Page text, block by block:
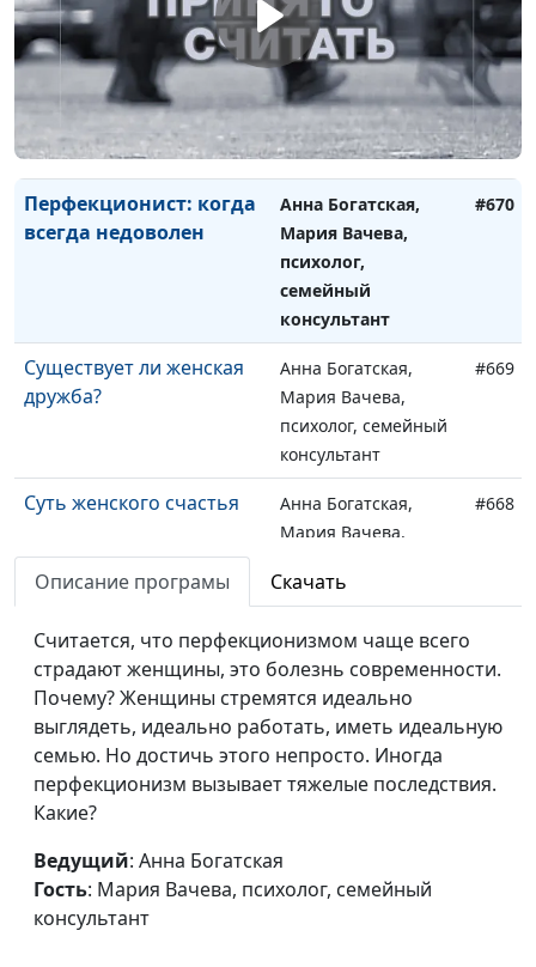
консультант
Роль женщины в семье
Анна Богатская,
Мария Вачева,
психолог, семейный
консультант
#671
Перфекционист: когда
всегда недоволен
Анна Богатская,
Мария Вачева,
психолог,
семейный
консультант
#670
Существует ли женская
дружба?
Анна Богатская,
Мария Вачева,
психолог, семейный
консультант
#669
Суть женского счастья
Анна Богатская,
Мария Вачева,
консультант
#668
Внутренний
эмоциональный мир:
что это?
Анна Богатская,
Мария Вачева,
психолог, семейный
консультант
Как жить здесь и сейчас
Анна Богатская,
консультант
Как отец влияет на
судьбу дочери?
Описание програмы Скачать
Считается, что перфекционизмом чаще всего
страдают женщины, это болезнь современности.
Почему? Женщины стремятся идеально
выглядеть, идеально работать, иметь идеальную
семью. Но достичь этого непросто. Иногда
перфекционизм вызывает тяжелые последствия.
Какие?
Ведущий: Анна Богатская
Гость: Мария Вачева, психолог, семейный
консультант